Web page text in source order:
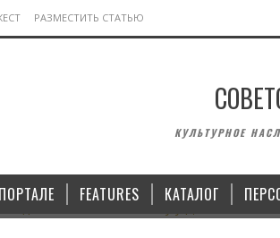
РАЗМЕСТИТЬ СТАТЬЮ
КУЛЬТУРНОЕ
FEATURES КАТАЛОГ
МОНУМЕНТЫ
ЛИПЕЦКЕ
15.10.2022